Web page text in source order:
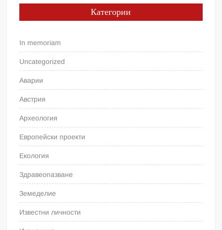
Категории
In memoriam
Uncategorized
Аварии
Австрия
Археология
Европейски проекти
Екология
Здравеопазване
Земеделие
Известни личности